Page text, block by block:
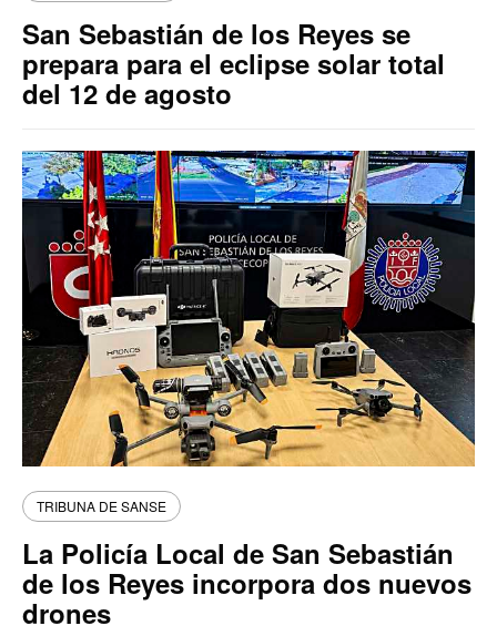
San Sebastián de los Reyes se
prepara para el eclipse solar total
del 12 de agosto
TRIBUNA DE SANSE
La Policía Local de San Sebastián
de los Reyes incorpora dos nuevos
drones